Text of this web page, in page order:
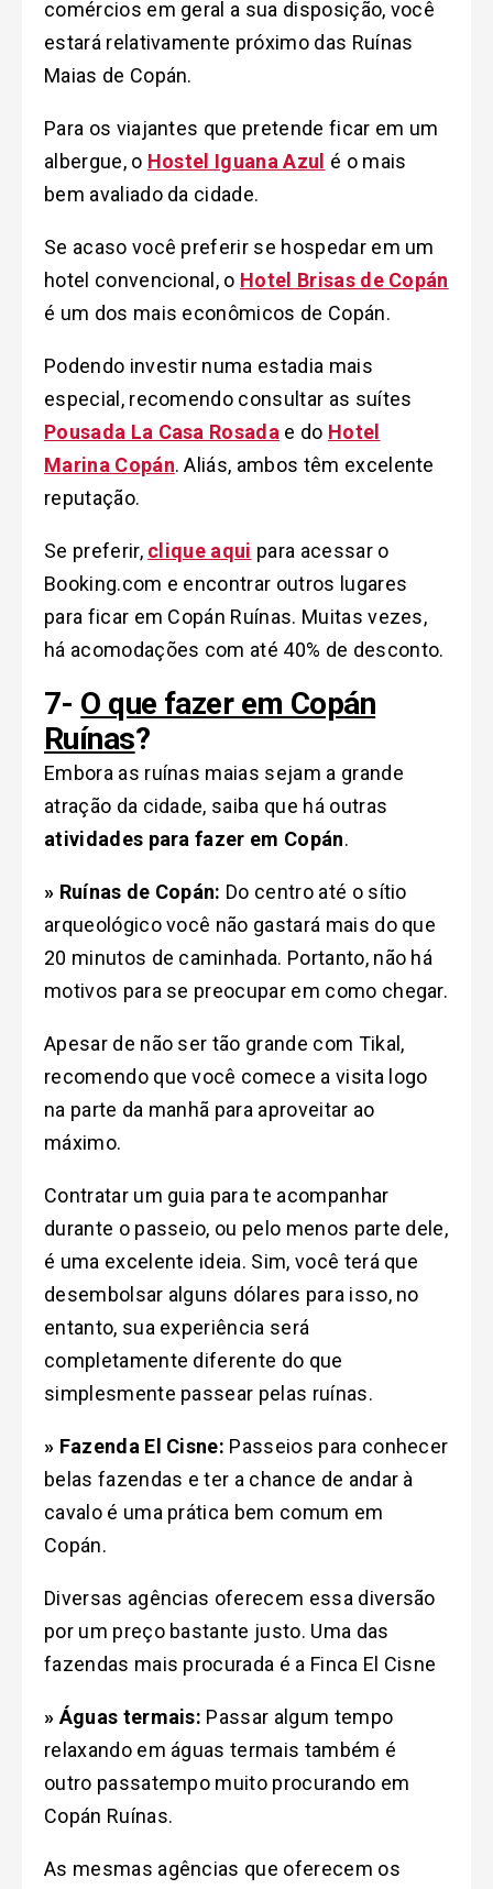
comércios em geral a sua disposição, você
estará relativamente próximo das Ruínas
Maias de Copán.
Para os viajantes que pretende ficar em um
albergue, o Hostel Iguana Azul é o mais
bem avaliado da cidade.
Se acaso você preferir se hospedar em um
hotel convencional, o Hotel Brisas de Copán
é um dos mais econômicos de Copán.
Podendo investir numa estadia mais
especial, recomendo consultar as suítes
Pousada La Casa Rosada e do Hotel
Marina Copán. Aliás, ambos têm excelente
reputação.
Se preferir, clique aqui para acessar o
Booking.com e encontrar outros lugares
para ficar em Copán Ruínas. Muitas vezes,
há acomodações com até 40% de desconto.
7- O que fazer em Copán
Ruínas?
Embora as ruínas maias sejam a grande
atração da cidade, saiba que há outras
atividades para fazer em Copán.
» Ruínas de Copán: Do centro até o sítio
arqueológico você não gastará mais do que
20 minutos de caminhada. Portanto, não há
motivos para se preocupar em como chegar.
Apesar de não ser tão grande com Tikal,
recomendo que você comece a visita logo
na parte da manhã para aproveitar ao
máximo.
Contratar um guia para te acompanhar
durante o passeio, ou pelo menos parte dele,
é uma excelente ideia. Sim, você terá que
desembolsar alguns dólares para isso, no
entanto, sua experiência será
completamente diferente do que
simplesmente passear pelas ruínas.
» Fazenda El Cisne: Passeios para conhecer
belas fazendas e ter a chance de andar à
cavalo é uma prática bem comum em
Copán.
Diversas agências oferecem essa diversão
por um preço bastante justo. Uma das
fazendas mais procurada é a Finca El Cisne
» Águas termais: Passar algum tempo
relaxando em águas termais também é
outro passatempo muito procurando em
Copán Ruínas.
As mesmas agências que oferecem os